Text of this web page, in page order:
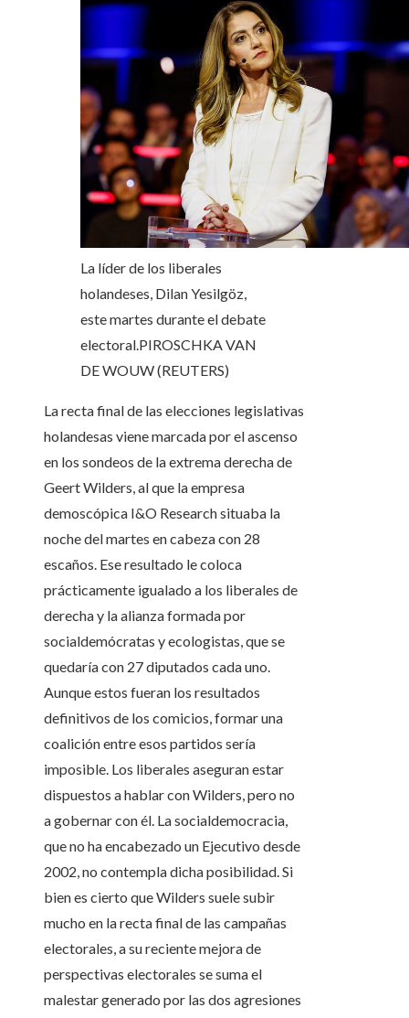
La líder de los liberales
holandeses, Dilan Yesilgöz,
este martes durante el debate
electoral.PIROSCHKA VAN
DE WOUW (REUTERS)
La recta final de las elecciones legislativas
holandesas viene marcada por el ascenso
en los sondeos de la extrema derecha de
Geert Wilders, al que la empresa
demoscópica I&O Research situaba la
noche del martes en cabeza con 28
escaños. Ese resultado le coloca
prácticamente igualado a los liberales de
derecha y la alianza formada por
socialdemócratas y ecologistas, que se
quedaría con 27 diputados cada uno.
Aunque estos fueran los resultados
definitivos de los comicios, formar una
coalición entre esos partidos sería
imposible. Los liberales aseguran estar
dispuestos a hablar con Wilders, pero no
a gobernar con él. La socialdemocracia,
que no ha encabezado un Ejecutivo desde
2002, no contempla dicha posibilidad. Si
bien es cierto que Wilders suele subir
mucho en la recta final de las campañas
electorales, a su reciente mejora de
perspectivas electorales se suma el
malestar generado por las dos agresiones